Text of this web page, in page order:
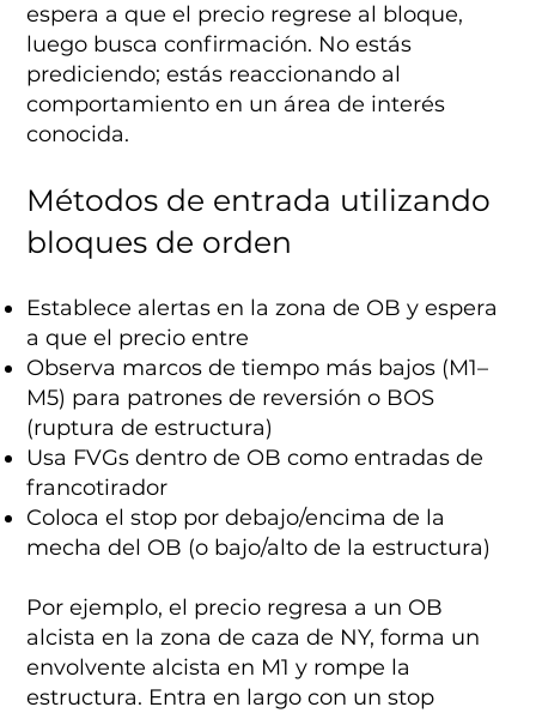
espera a que el precio regrese al bloque,
luego busca confirmación. No estás
prediciendo; estás reaccionando al
comportamiento en un área de interés
conocida.
Métodos de entrada utilizando
bloques de orden
Establece alertas en la zona de OB y espera
a que el precio entre
Observa marcos de tiempo más bajos (M1–
M5) para patrones de reversión o BOS
(ruptura de estructura)
Usa FVGs dentro de OB como entradas de
francotirador
Coloca el stop por debajo/encima de la
mecha del OB (o bajo/alto de la estructura)
Por ejemplo, el precio regresa a un OB
alcista en la zona de caza de NY, forma un
envolvente alcista en M1 y rompe la
estructura. Entra en largo con un stop